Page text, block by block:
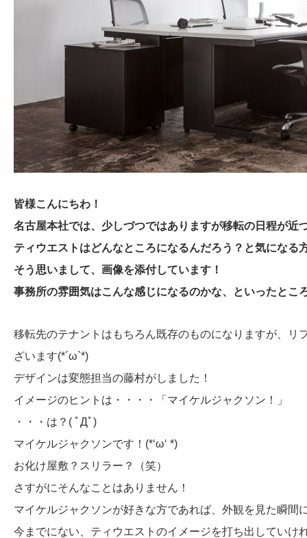
皆様こんにちわ！
名古屋本社では、少しづつではありますが移転の日程が近
ティウエストはどんなところになるんだろう？と気になる
そう思いまして、画像を添付しています！
事務所の雰囲気はこんな感じになるのかな、といったとこ
移転先のテナントはもちろん既存のものになりますが、リ
ざいます(*´ω`*)
デザインは変態担当の藤村がしました！
イメージのヒントは・・・・「マイケルジャクソン！」
・・・は？( ﾟДﾟ)
マイケルジャクソンです！(*‘ω‘ *)
お化け屋敷？スリラー？（笑）
さすがにそんなことはありません！
マイケルジャクソンが好きな方であれば、外観を見た瞬間
今までにない、ティウエストのイメージを打ち出していけ